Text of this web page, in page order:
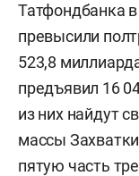
Татфондбанка
превысили
523,8
предъявил 16
из них найдут
массы
пятую часть